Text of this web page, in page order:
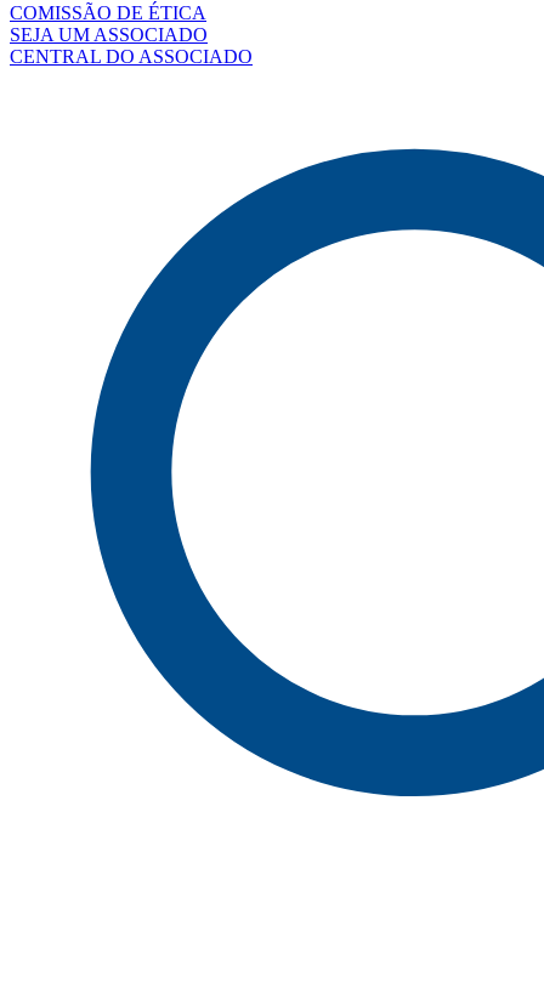
COMISSÃO DE ÉTICA
SEJA UM ASSOCIADO
CENTRAL DO ASSOCIADO